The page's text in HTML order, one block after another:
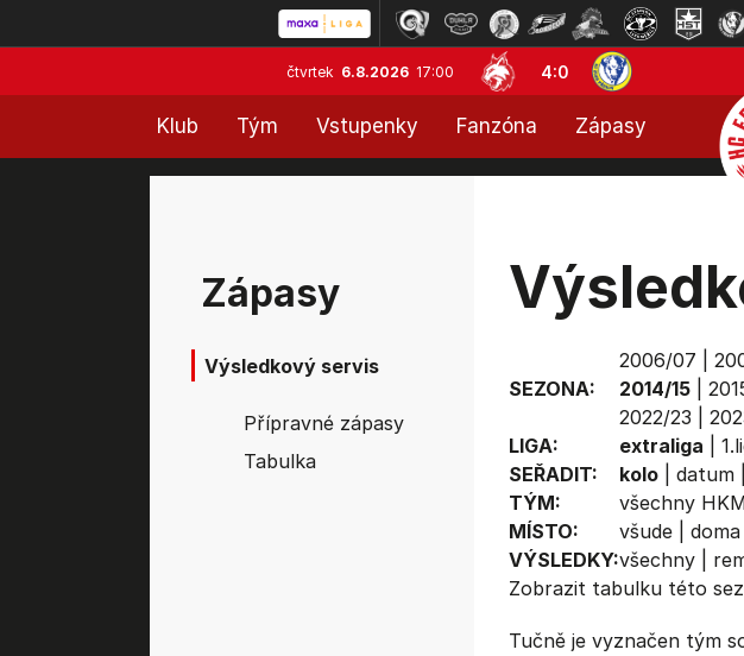
čtvrtek 6.8.2026 17:00 4:0
Klub Tým Vstupenky Fanzóna Zápasy
Zápasy
Výsledkový servis
Přípravné zápasy
Tabulka
SEZONA:
2006/07
2014/15|
2022/23
LIGA:
extraliga
SEŘADIT:
kolo| datum
TÝM:
všechny
MÍSTO:
všude| doma
VÝSLEDKY:všechny|
Zobrazit tabulkutéto
Tučně je vyznačen tým